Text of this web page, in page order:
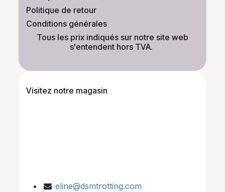
Politique de retour
Conditions générales
​Tous les prix indiqués sur notre site web
s'entendent hors TVA.
Visitez notre magasin
eline@dsmtrotting.com